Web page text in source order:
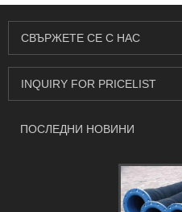
СВЪРЖЕТЕ СЕ С НАС
INQUIRY FOR PRICELIST
ПОСЛЕДНИ НОВИНИ